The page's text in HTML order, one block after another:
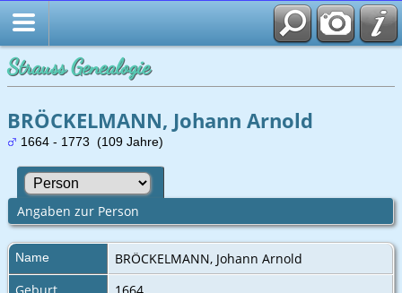
Strauss Genealogie
BRÖCKELMANN, Johann Arnold
1664 - 1773 (109 Jahre)
Angaben zur Person
Name BRÖCKELMANN, Johann Arnold
Geburt
1664